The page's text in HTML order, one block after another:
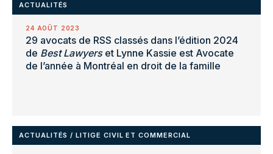
ACTUALITÉS
24 AOÛT 2023
29 avocats de RSS classés dans l’édition 2024
de Best Lawyerset Lynne Kassie est Avocate
de l’année à Montréal en droit de la famille
ACTUALITÉS /LITIGE CIVIL ET COMMERCIAL